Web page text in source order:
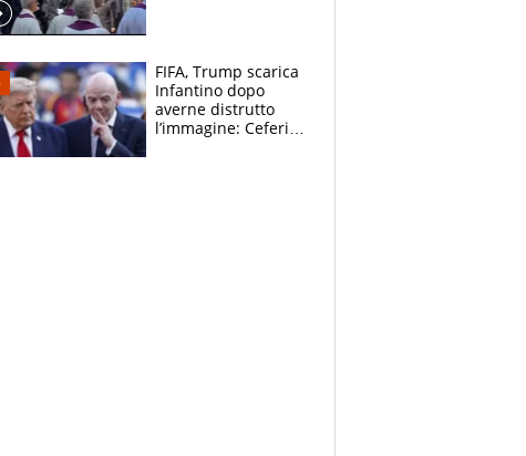
FIFA, Trump scarica
Infantino dopo
averne distrutto
l’immagine: Ceferin